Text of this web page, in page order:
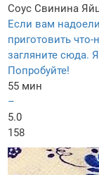
Соус Свинина
Если вам
приготовить что-
загляните сюда.
Попробуйте!
55 мин
–
5.0
158